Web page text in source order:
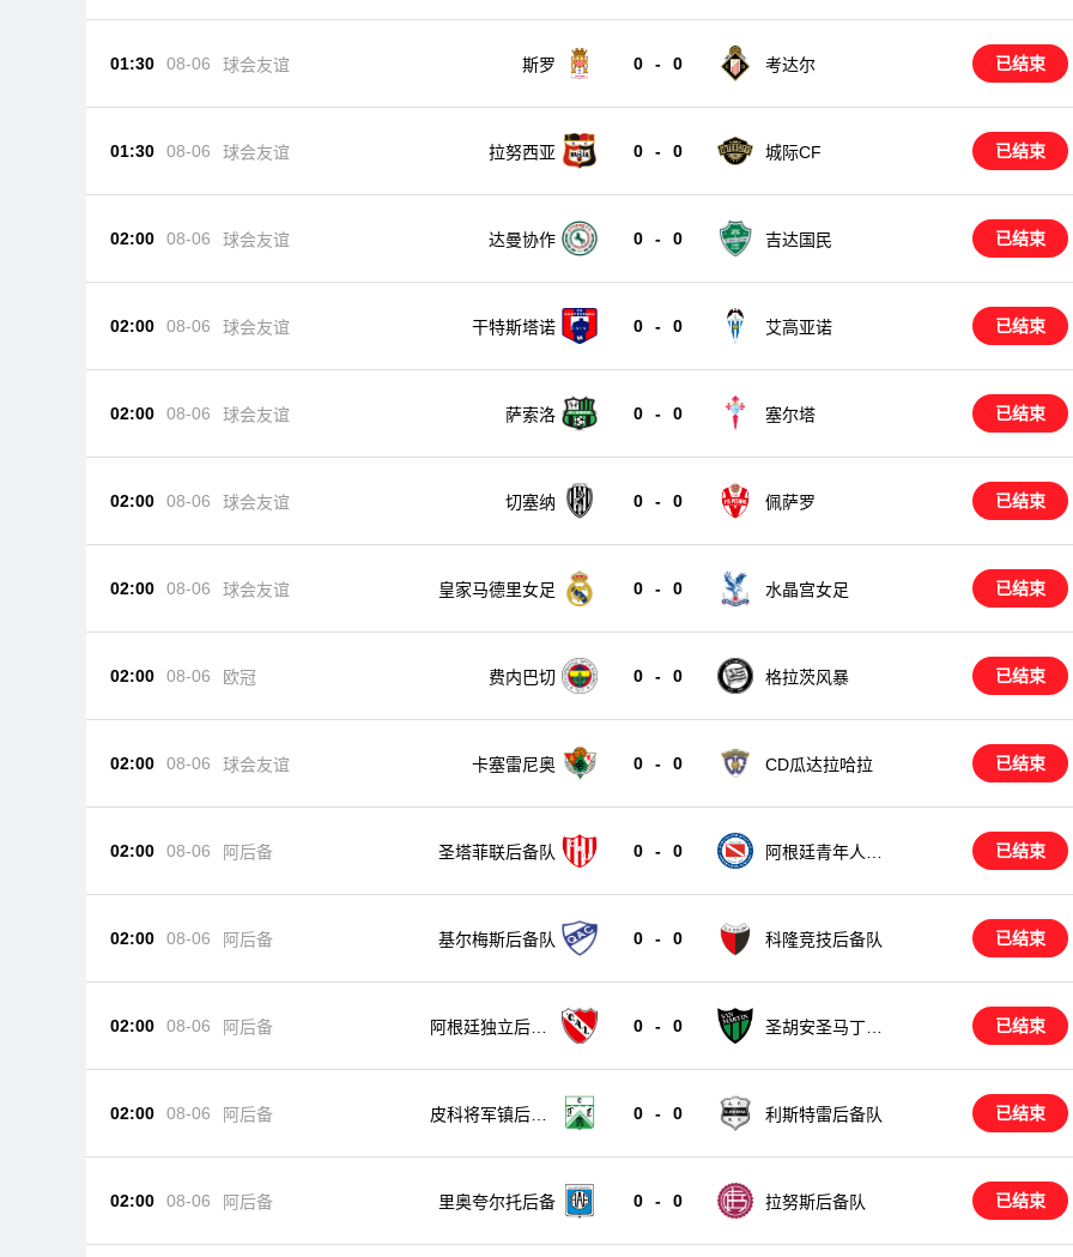
01:30 08-06 球会友谊 斯罗 0 - 0 考达尔 已结束
01:30 08-06 球会友谊 拉努西亚 0 - 0 城际CF 已结束
02:00 08-06 球会友谊 达曼协作 0 - 0 吉达国民 已结束
02:00 08-06 球会友谊 干特斯塔诺 0 - 0 艾高亚诺 已结束
02:00 08-06 球会友谊 萨索洛 0 - 0 塞尔塔 已结束
02:00 08-06 球会友谊 切塞纳 0 - 0 佩萨罗 已结束
02:00 08-06 球会友谊 皇家马德里女足 0 - 0 水晶宫女足 已结束
02:00 08-06 欧冠 费内巴切 0 - 0 格拉茨风暴 已结束
02:00 08-06 球会友谊 卡塞雷尼奥 0 - 0 CD瓜达拉哈拉 已结束
02:00 08-06 阿后备 圣塔菲联后备队 0 - 0
阿根廷青年人后
已结束
02:00 08-06 阿后备 基尔梅斯后备队 0 - 0 科隆竞技后备队 已结束
02:00 08-06 阿后备
阿根廷独立后备
0 - 0
圣胡安圣马丁后
已结束
02:00 08-06 阿后备
皮科将军镇后备
0 - 0 利斯特雷后备队 已结束
02:00 08-06 阿后备 里奥夸尔托后备 0 - 0 拉努斯后备队 已结束